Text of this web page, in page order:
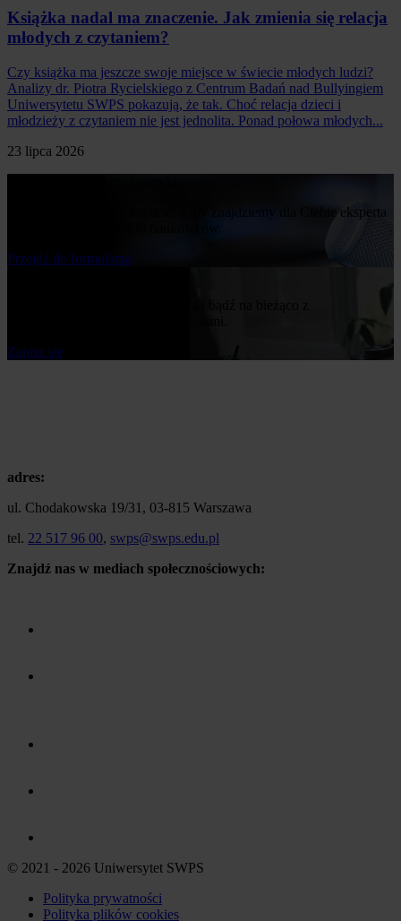
Książka nadal ma znaczenie. Jak zmienia się relacja
młodych z czytaniem?
Czy książka ma jeszcze swoje miejsce w świecie młodych ludzi?
Analizy dr. Piotra Rycielskiego z Centrum Badań nad Bullyingiem
Uniwersytetu SWPS pokazują, że tak. Choć relacja dzieci i
młodzieży z czytaniem nie jest jednolita. Ponad połowa młodych...
23 lipca 2026
Napisz nam o swoim temacie, a my znajdziemy dla Ciebie eksperta
Przejdż do formularza
Zapisz się
adres:
ul. Chodakowska 19/31, 03-815 Warszawa
tel. 22 517 96 00, swps@swps.edu.pl
Znajdź nas w mediach społecznościowych:
© 2021 - 2026 Uniwersytet SWPS
Polityka prywatności
Polityka plików cookies